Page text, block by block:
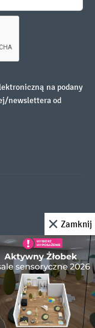
na podany
newslettera od
VAT.
the SPIKE logo are
©2026 The LEGO Group
Zamknij